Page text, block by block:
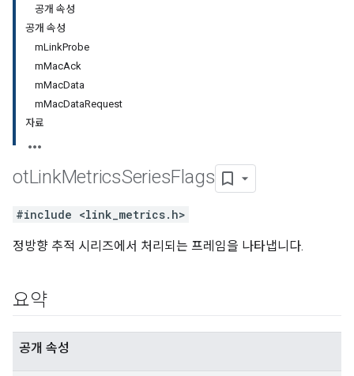
공개 속성
공개 속성
mLinkProbe
mMacAck
mMacData
mMacDataRequest
자료
otLinkMetricsSeriesFlags
#include <link_metrics.h>
정방향 추적 시리즈에서 처리되는 프레임을 나타냅니다.
요약
공개 속성